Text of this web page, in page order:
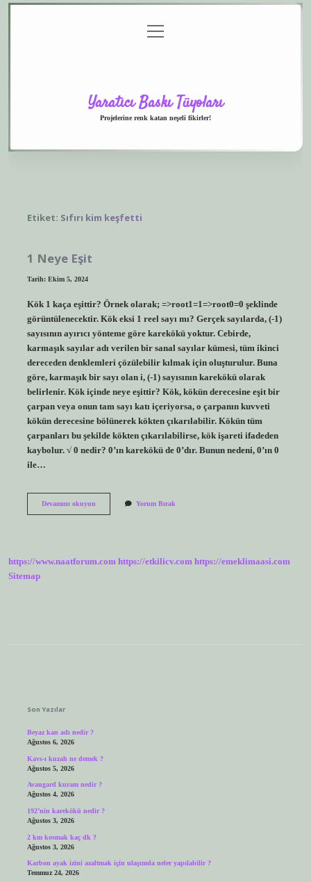
menüyü
aç
Yaratıcı Baskı Tüyoları
Projelerine renk katan neşeli fikirler!
Etiket: Sıfırı kim keşfetti
1 Neye Eşit
Tarih: Ekim 5, 2024
Kök 1 kaça eşittir? Örnek olarak; =>root1=1=>root0=0 şeklinde
görüntülenecektir. Kök eksi 1 reel sayı mı? Gerçek sayılarda, (-1)
sayısının ayırıcı yönteme göre karekökü yoktur. Cebirde,
karmaşık sayılar adı verilen bir sanal sayılar kümesi, tüm ikinci
dereceden denklemleri çözülebilir kılmak için oluşturulur. Buna
göre, karmaşık bir sayı olan i, (-1) sayısının karekökü olarak
belirlenir. Kök içinde neye eşittir? Kök, kökün derecesine eşit bir
çarpan veya onun tam sayı katı içeriyorsa, o çarpanın kuvveti
kökün derecesine bölünerek kökten çıkarılabilir. Kökün tüm
çarpanları bu şekilde kökten çıkarılabilirse, kök işareti ifadeden
kaybolur. √ 0 nedir? 0’ın karekökü de 0’dır. Bunun nedeni, 0’ın 0
ile…
Devamını okuyun1
Yorum Bırak
https://www.naatforum.com https://etkilicv.com https://emeklimaasi.com
Sitemap
Son Yazılar
Beyaz kan adı nedir ?
Ağustos 6, 2026
Kavs-ı kuzah ne demek ?
Ağustos 5, 2026
Avangard kuram nedir ?
Ağustos 4, 2026
192’nin karekökü nedir ?
Ağustos 3, 2026
2 km kosmak kaç dk ?
Ağustos 3, 2026
Karbon ayak izini azaltmak için ulaşımda neler yapılabilir ?
Temmuz 24, 2026